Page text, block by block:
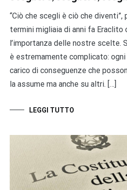
“Ciò che scegli è ciò che
termini migliaia di anni fa
l’importanza delle nostre scelte.
è estremamente complicato:
carico di conseguenze che
la assume ma anche su altri. […]
LEGGI TUTTO